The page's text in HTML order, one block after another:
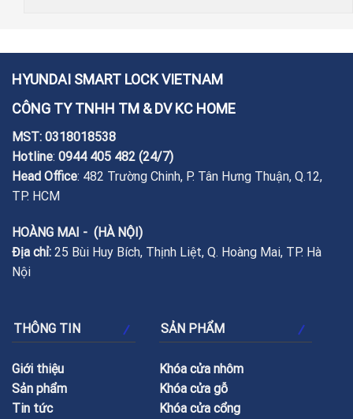
HYUNDAI SMART LOCK VIETNAM
CÔNG TY TNHH TM & DV KC HOME
MST: 0318018538
Hotline: 0944 405 482 (24/7)
Head Office: 482 Trường Chinh, P. Tân Hưng Thuận, Q.12,
TP. HCM
HOÀNG MAI - (HÀ NỘI)
Địa chỉ: 25 Bùi Huy Bích, Thịnh Liệt, Q. Hoàng Mai, TP. Hà
Nội
THÔNG TIN
Giới thiệu
Sản phẩm
Tin tức
SẢN PHẨM
Khóa cửa nhôm
Khóa cửa gỗ
Khóa cửa cổng